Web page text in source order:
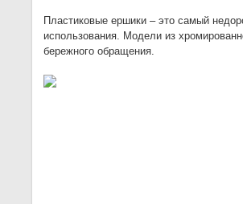
Пластиковые ершики – это самый
использования. Модели из
бережного обращения.